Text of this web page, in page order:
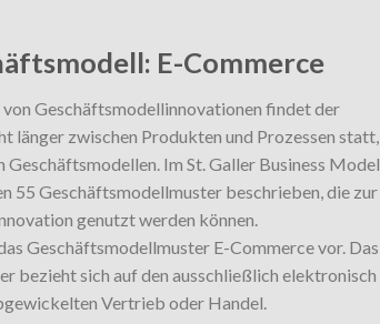
E-Commerce
Geschäftsmodellinnovationen findet der
länger zwischen Produkten und Prozessen statt,
Geschäftsmodellen. Im St. Galler Business Model
55 Geschäftsmodellmuster beschrieben, die zur
genutzt werden können.
Geschäftsmodellmuster E-Commerce vor. Das
bezieht sich auf den ausschließlich elektronisch
Vertrieb oder Handel.